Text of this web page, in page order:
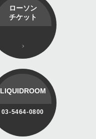
ローソン
チケット
LIQUIDROOM
03-5464-0800